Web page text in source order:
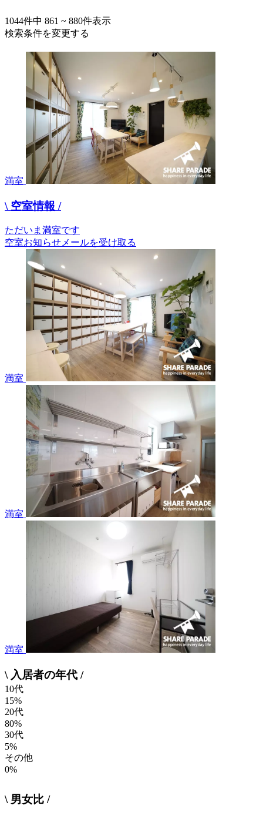
1044件中 861 ~ 880件表示
検索条件を変更する
満室
\ 空室情報 /
ただいま満室です
空室お知らせメールを受け取る
満室
満室
満室
\ 入居者の年代 /
10代
15%
20代
80%
30代
5%
その他
0%
\ 男女比 /